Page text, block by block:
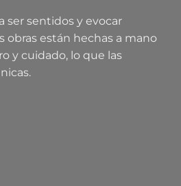
ser sentidos y evocar
obras están hechas a mano
y cuidado, lo que las